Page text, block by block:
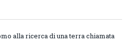
alla ricerca di una terra chiamata